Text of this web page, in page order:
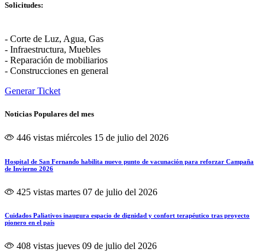
Solicitudes:
- Corte de Luz, Agua, Gas
- Infraestructura, Muebles
- Reparación de mobiliarios
- Construcciones en general
Generar Ticket
Noticias Populares del mes
446 vistas miércoles 15 de julio del 2026
Hospital de San Fernando habilita nuevo punto de vacunación para reforzar Campaña
de Invierno 2026
425 vistas martes 07 de julio del 2026
Cuidados Paliativos inaugura espacio de dignidad y confort terapéutico tras proyecto
pionero en el país
408 vistas jueves 09 de julio del 2026